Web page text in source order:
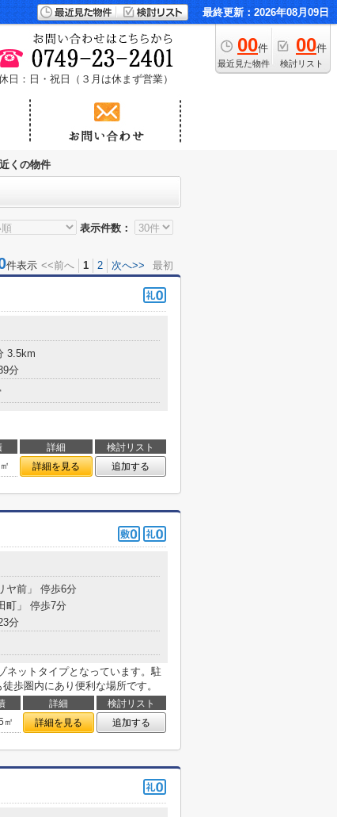
最終更新：2026年08月09日
00件
最近見た物件
00件
検討リスト
日：日・祝日（３月は休まず営業）
くの物件
表示件数：
件表示 <<前へ 1 2 次へ>> 最初
3.5km
分
詳細
検討リスト
詳細を見る 追加する
ヤ前」 停歩6分
町」 停歩7分
分
ネットタイプとなっています。駐
歩圏内にあり便利な場所です。
詳細
検討リスト
㎡ 詳細を見る 追加する